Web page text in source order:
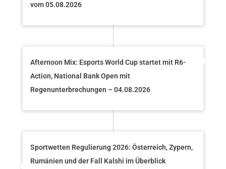
vom 05.08.2026
Afternoon Mix: Esports World Cup startet mit R6-
Action, National Bank Open mit
Regenunterbrechungen – 04.08.2026
Sportwetten Regulierung 2026: Österreich, Zypern,
Rumänien und der Fall Kalshi im Überblick